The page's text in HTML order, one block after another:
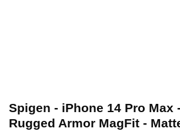
Spigen - iPhone 14 Pro Max
Rugged Armor MagFit -